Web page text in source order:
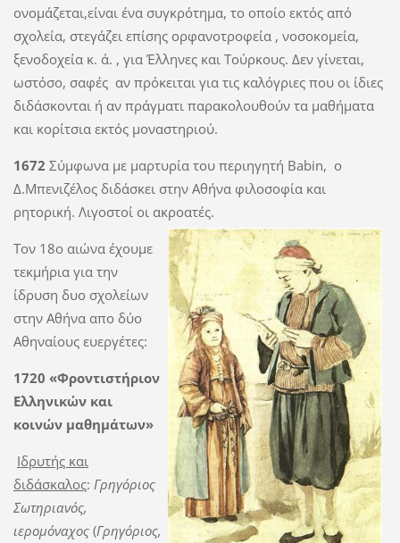
ονομάζεται,είναι ένα συγκρότημα, το οποίο εκτός από
σχολεία, στεγάζει επίσης ορφανοτροφεία , νοσοκομεία,
ξενοδοχεία κ. ά. , για Έλληνες και Τούρκους. Δεν γίνεται,
ωστόσο, σαφές αν πρόκειται για τις καλόγριες που οι ίδιες
διδάσκονται ή αν πράγματι παρακολουθούν τα μαθήματα
και κορίτσια εκτός μοναστηριού.
1672 Σύμφωνα με μαρτυρία του περιηγητή Babin, ο
Δ.Μπενιζέλος διδάσκει στην Aθήνα φιλοσοφία και
ρητορική. Λιγοστοί οι ακροατές.
Τον 18ο αιώνα έχουμε
τεκμήρια για την
ίδρυση δυο σχολείων
στην Αθήνα απο δύο
Αθηναίους ευεργέτες:
1720 «Φροντιστήριον
Ελληνικών και
κοινών μαθημάτων»
Ιδρυτής και
διδάσκαλος: Γρηγόριος
Σωτηριανός,
ιερομόναχος (Γρηγόριος,